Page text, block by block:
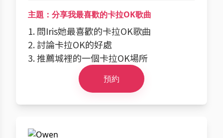
主題：分享我最喜歡的卡拉OK歌曲
1. 問Iris她最喜歡的卡拉OK歌曲
2. 討論卡拉OK的好處
3. 推薦城裡的一個卡拉OK場所
預約